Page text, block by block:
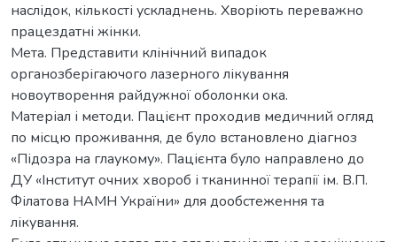
наслідок, кількості ускладнень. Хворіють переважно
працездатні жінки.
Мета. Представити клінічний випадок
органозберігаючого лазерного лікування
новоутворення райдужної оболонки ока.
Матеріал і методи. Пацієнт проходив медичний огляд
по місцю проживання, де було встановлено діагноз
«Підозра на глаукому». Пацієнта було направлено до
ДУ «Інститут очних хвороб і тканинної терапії ім. В.П.
Філатова НАМН України» для дообстеження та
лікування.